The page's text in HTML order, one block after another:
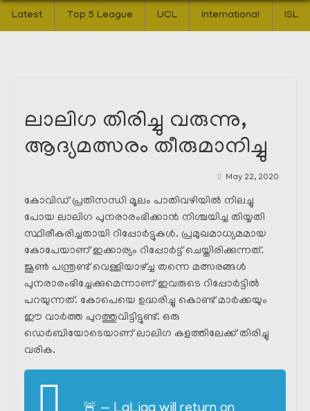
Latest Top 5 League UCL International ISL
ലാലിഗ തിരിച്ചു വരുന്നു,
ആദ്യമത്സരം തീരുമാനിച്ചു
May 22, 2020
കോവിഡ് പ്രതിസന്ധി മൂലം പാതിവഴിയിൽ നിലച്ചു
പോയ ലാലിഗ പുനരാരംഭിക്കാൻ നിശ്ചയിച്ച തിയ്യതി
സ്ഥിരീകരിച്ചതായി റിപ്പോർട്ടുകൾ. പ്രമുഖമാധ്യമമായ
കോപേയാണ് ഇക്കാര്യം റിപ്പോർട്ട്‌ ചെയ്തിരിക്കുന്നത്.
ജൂൺ പന്ത്രണ്ട് വെള്ളിയാഴ്ച്ച തന്നെ മത്സരങ്ങൾ
പുനരാരംഭിച്ചേക്കുമെന്നാണ് ഇവരുടെ റിപ്പോർട്ടിൽ
പറയുന്നത്. കോപെയെ ഉദ്ധരിച്ചു കൊണ്ട് മാർക്കയും
ഈ വാർത്ത പുറത്തുവിട്ടിട്ടുണ്ട്. ഒരു
ഡെർബിയോടെയാണ് ലാലിഗ കളത്തിലേക്ക് തിരിച്ചു
വരിക.